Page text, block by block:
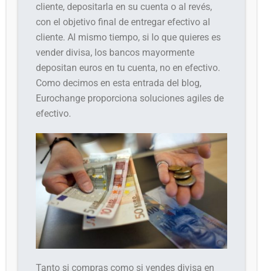
cliente, depositarla en su cuenta o al revés,
con el objetivo final de entregar efectivo al
cliente. Al mismo tiempo, si lo que quieres es
vender divisa, los bancos mayormente
depositan euros en tu cuenta, no en efectivo.
Como decimos en esta entrada del blog,
Eurochange proporciona soluciones agiles de
efectivo.
Tanto si compras como si vendes divisa en